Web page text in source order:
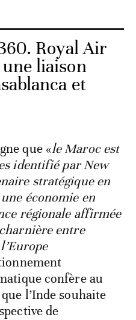
Royal Air
liaison
et
que «le Maroc est
identifié par New
stratégique en
économie en
régionale affirmée
entre
confère au
l’Inde souhaite
de